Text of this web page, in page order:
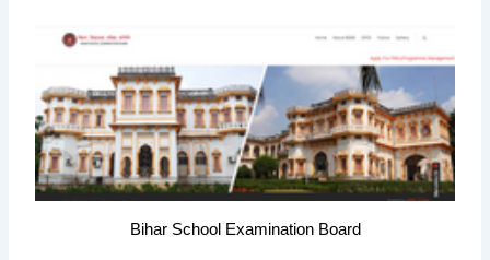
Bihar School Examination Board